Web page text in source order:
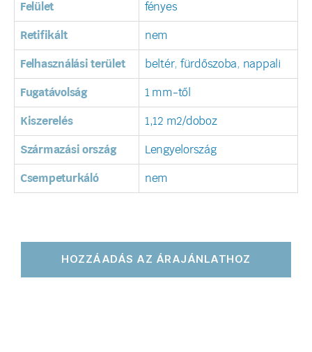
Felület fényes
Retifikált nem
Felhasználási terület beltér, fürdőszoba, nappali
Fugatávolság 1 mm-től
Kiszerelés 1,12 m2/doboz
Származási ország Lengyelország
Csempeturkáló nem
HOZZÁADÁS AZ ÁRAJÁNLATHOZ